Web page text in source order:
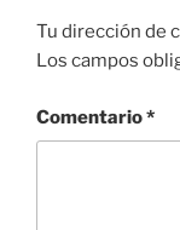
Tu dirección de
Los campos
Comentario*